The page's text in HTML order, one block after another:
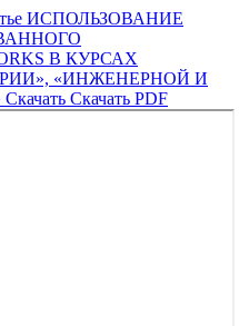
ИСПОЛЬЗОВАНИЕ
В КУРСАХ
«ИНЖЕНЕРНОЙ И
Скачать Скачать PDF